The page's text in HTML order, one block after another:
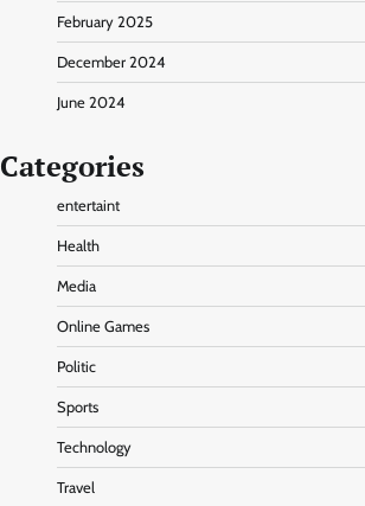
February 2025
December 2024
June 2024
Categories
entertaint
Health
Media
Online Games
Politic
Sports
Technology
Travel